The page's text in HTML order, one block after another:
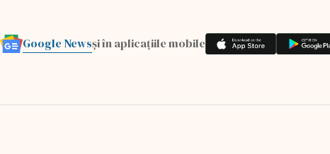
Google Newsși în aplicațiile mobile